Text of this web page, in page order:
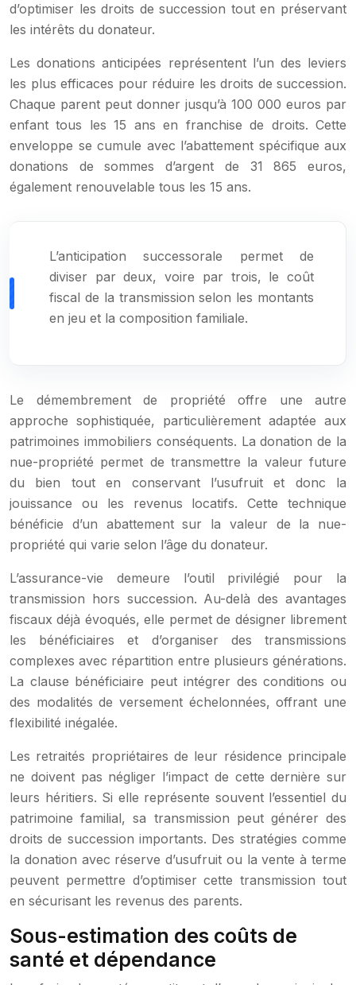
d’optimiser les droits de succession tout en préservant
les intérêts du donateur.
Les donations anticipées représentent l’un des leviers
les plus efficaces pour réduire les droits de succession.
Chaque parent peut donner jusqu’à 100 000 euros par
enfant tous les 15 ans en franchise de droits. Cette
enveloppe se cumule avec l’abattement spécifique aux
donations de sommes d’argent de 31 865 euros,
également renouvelable tous les 15 ans.
L’anticipation successorale permet de
diviser par deux, voire par trois, le coût
fiscal de la transmission selon les montants
en jeu et la composition familiale.
Le démembrement de propriété offre une autre
approche sophistiquée, particulièrement adaptée aux
patrimoines immobiliers conséquents. La donation de la
nue-propriété permet de transmettre la valeur future
du bien tout en conservant l’usufruit et donc la
jouissance ou les revenus locatifs. Cette technique
bénéficie d’un abattement sur la valeur de la nue-
propriété qui varie selon l’âge du donateur.
L’assurance-vie demeure l’outil privilégié pour la
transmission hors succession. Au-delà des avantages
fiscaux déjà évoqués, elle permet de désigner librement
les bénéficiaires et d’organiser des transmissions
complexes avec répartition entre plusieurs générations.
La clause bénéficiaire peut intégrer des conditions ou
des modalités de versement échelonnées, offrant une
flexibilité inégalée.
Les retraités propriétaires de leur résidence principale
ne doivent pas négliger l’impact de cette dernière sur
leurs héritiers. Si elle représente souvent l’essentiel du
patrimoine familial, sa transmission peut générer des
droits de succession importants. Des stratégies comme
la donation avec réserve d’usufruit ou la vente à terme
peuvent permettre d’optimiser cette transmission tout
en sécurisant les revenus des parents.
Sous-estimation des coûts de
santé et dépendance